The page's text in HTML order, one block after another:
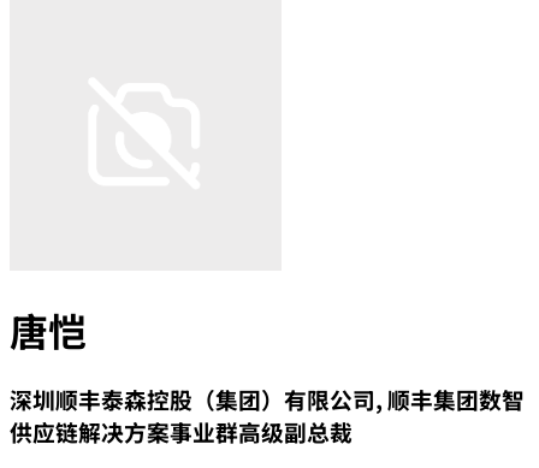
唐恺
深圳顺丰泰森控股（集团）有限公司, 顺丰集团数智
供应链解决方案事业群高级副总裁